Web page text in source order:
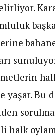
yaşar. Bu
halk